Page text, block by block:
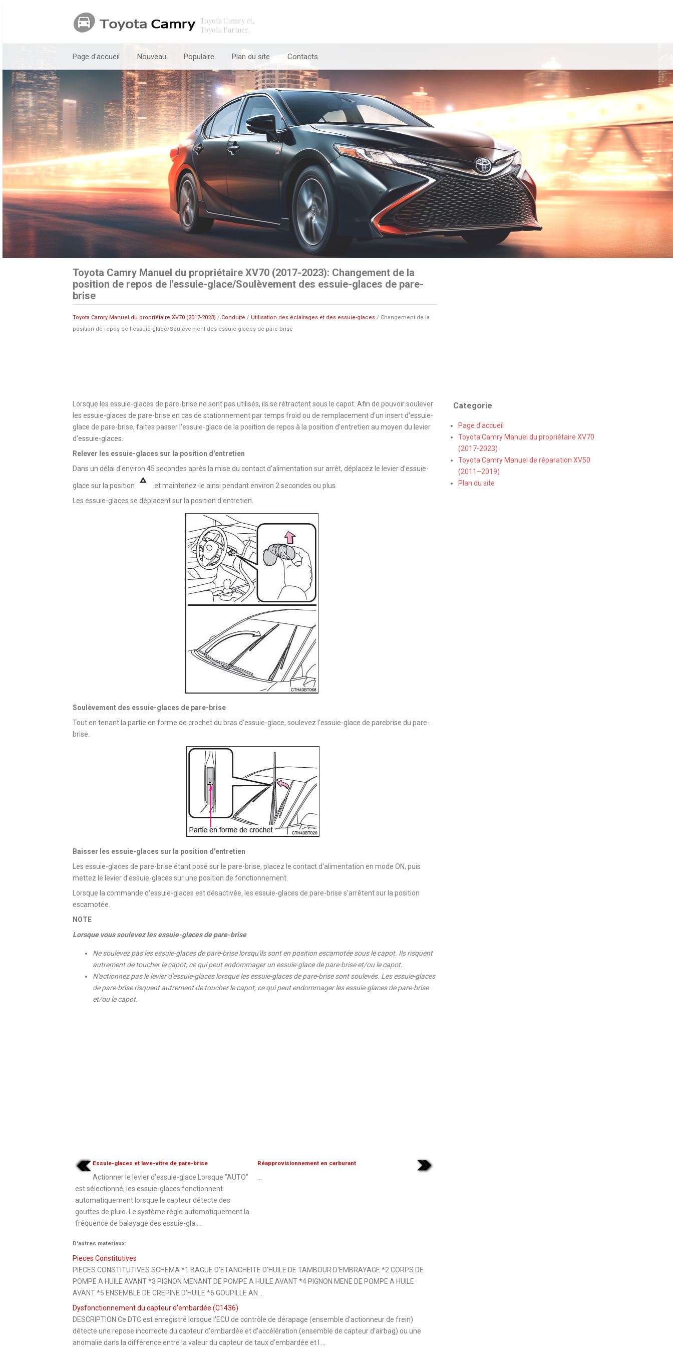
Toyota Camry et,
Toyota Partner.
Page d'accueil Nouveau Populaire Plan du site Contacts
Toyota Camry Manuel du propriétaire XV70 (2017-2023): Changement de la
position de repos de l'essuie-glace/Soulèvement des essuie-glaces de pare-
brise
Toyota Camry Manuel du propriétaire XV70 (2017-2023) / Conduite / Utilisation des éclairages et des essuie-glaces/ Changement de la
position de repos de l'essuie-glace/Soulèvement des essuie-glaces de pare-brise
Lorsque les essuie-glaces de pare-brise ne sont pas utilisés, ils se rétractent sous le capot. Afin de pouvoir soulever
les essuie-glaces de pare-brise en cas de stationnement par temps froid ou de remplacement d'un insert d'essuie-
glace de pare-brise, faites passer l'essuie-glace de la position de repos à la position d'entretien au moyen du levier
d'essuie-glaces.
Relever les essuie-glaces sur la position d'entretien
Dans un délai d'environ 45 secondes après la mise du contact d'alimentation sur arrêt, déplacez le levier d'essuie-
glace sur la position
et maintenez-le ainsi pendant environ 2 secondes ou plus.
Les essuie-glaces se déplacent sur la position d'entretien.
Soulèvement des essuie-glaces de pare-brise
Tout en tenant la partie en forme de crochet du bras d'essuie-glace, soulevez l'essuie-glace de parebrise du pare-
brise.
Baisser les essuie-glaces sur la position d'entretien
Les essuie-glaces de pare-brise étant posé sur le pare-brise, placez le contact d'alimentation en mode ON, puis
mettez le levier d'essuie-glaces sur une position de fonctionnement.
Lorsque la commande d'essuie-glaces est désactivée, les essuie-glaces de pare-brise s'arrêtent sur la position
escamotée.
NOTE
Lorsque vous soulevez les essuie-glaces de pare-brise
Ne soulevez pas les essuie-glaces de pare-brise lorsqu'ils sont en position escamotée sous le capot. Ils risquent
autrement de toucher le capot, ce qui peut endommager un essuie-glace de pare-brise et/ou le capot.
N'actionnez pas le levier d'essuie-glaces lorsque les essuie-glaces de pare-brise sont soulevés. Les essuie-glaces
de pare-brise risquent autrement de toucher le capot, ce qui peut endommager les essuie-glaces de pare-brise
et/ou le capot.
Essuie-glaces et lave-vitre de pare-brise
Actionner le levier d'essuie-glace Lorsque "AUTO"
est sélectionné, les essuie-glaces fonctionnent
automatiquement lorsque le capteur détecte des
gouttes de pluie. Le système règle automatiquement la
fréquence de balayage des essuie-gla ...
Réapprovisionnement en carburant
D'autres materiaux:
Pieces Constitutives
PIECES CONSTITUTIVES SCHEMA *1 BAGUE D'ETANCHEITE D'HUILE DE TAMBOUR D'EMBRAYAGE *2 CORPS DE
POMPE A HUILE AVANT *3 PIGNON MENANT DE POMPE A HUILE AVANT *4 PIGNON MENE DE POMPE A HUILE
AVANT *5 ENSEMBLE DE CREPINE D'HUILE *6 GOUPILLE AN ...
Dysfonctionnement du capteur d'embardée (C1436)
DESCRIPTION Ce DTC est enregistré lorsque l'ECU de contrôle de dérapage (ensemble d'actionneur de frein)
détecte une repose incorrecte du capteur d'embardée et d'accélération (ensemble de capteur d'airbag) ou une
anomalie dans la différence entre la valeur du capteur de taux d'embardée et l ...
Categorie
Page d'accueil
Toyota Camry Manuel du propriétaire XV70
(2017-2023)
Toyota Camry Manuel de réparation XV50
(2011–2019)
Plan du site